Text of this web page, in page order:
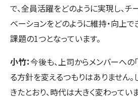
で、全員活躍をどのように実現し、
ベーションをどのように維持・向上
課題の1つとなっています。
小竹：今後も、上司からメンバーへの
る方針を変えるつもりはありません
きたとおり、時代は大きく変わってい